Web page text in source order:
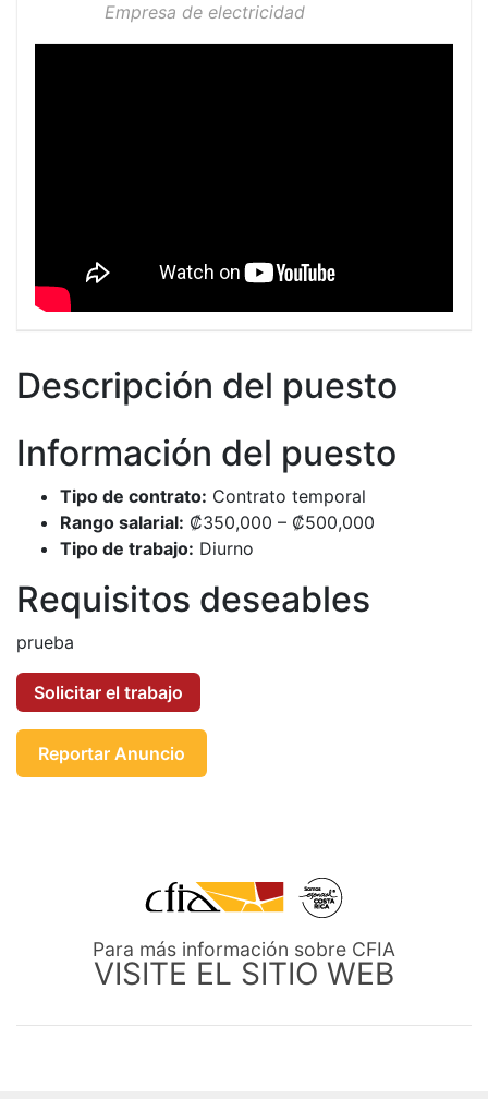
Empresa de electricidad
Descripción del puesto
Información del puesto
Tipo de contrato: Contrato temporal
Rango salarial: ₡350,000 – ₡500,000
Tipo de trabajo: Diurno
Requisitos deseables
prueba
Reportar Anuncio
Para más información sobre CFIA
VISITE EL SITIO WEB